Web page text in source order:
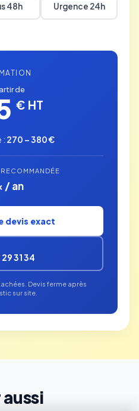
48h Urgence 24h
de
€ HT
: 270 – 380 €
/ an
devis exact
31 34
Devis ferme après
sur site.